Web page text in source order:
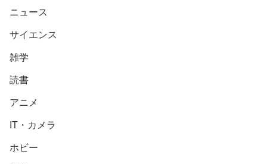
ニュース
サイエンス
雑学
読書
アニメ
IT・カメラ
ホビー